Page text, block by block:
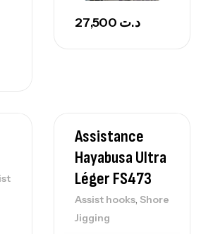
د.ت
Assistance
Hayabusa Ultra
Léger FS473
Assist hooks, Shore
Jigging